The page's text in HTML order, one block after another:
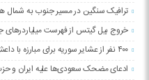
ترافیک سنگین در مسیر جنوب به شمال
خروج بیل گیتس از فهرست
۴۰۰ نفر از عشایر سوریه برای مبارزه با داعش مسلح شدند
ادعای مضحک سعودی‌ها علیه ایران و